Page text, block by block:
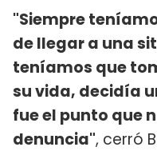
"Siempre
de llegar a una
teníamos que
su vida, decidía
fue el punto que
denuncia", cerró